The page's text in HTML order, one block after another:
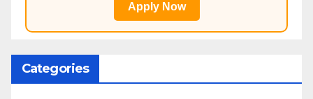
Apply Now
Categories